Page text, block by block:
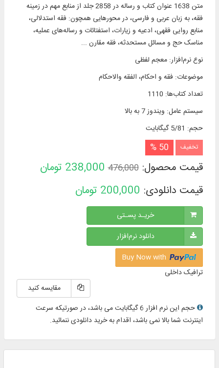
متن 1638 عنوان کتاب و رساله در 2858 جلد از منابع مهم در زمينه
فقه، به زبان عربی و فارسی، در محورهایی همچون: فقه استدلالی،
منابع روایی فقهی، ادعیه و زیارات، استفتائات و رساله‌های عملیه،
مناسک حج و مسائل مستحدثه، فقه مقارن ...
نوع نرم‌افزار:معجم لفظی
موضوعات: فقه و احکام، الفقه والاحكام
تعداد کتاب‌ها:
1110
سیستم عامل: ویندوز 7 به بالا
حجم: 5/81 گیگابایت
تخفیف 50 %
قیمت محصول:476,000
238,000 تومان
قیمت دانلودی: 200,000 تومان
خریـد پسـتی
دانلود نرم‌افزار
ترافیک داخلی
مقایسه کنید
حجم این نرم افزار 6 گیگابایت می باشد، در صورتیکه سرعت
اینترنت شما بالا نمی باشد، اقدام به خرید دانلودی ننمائید.